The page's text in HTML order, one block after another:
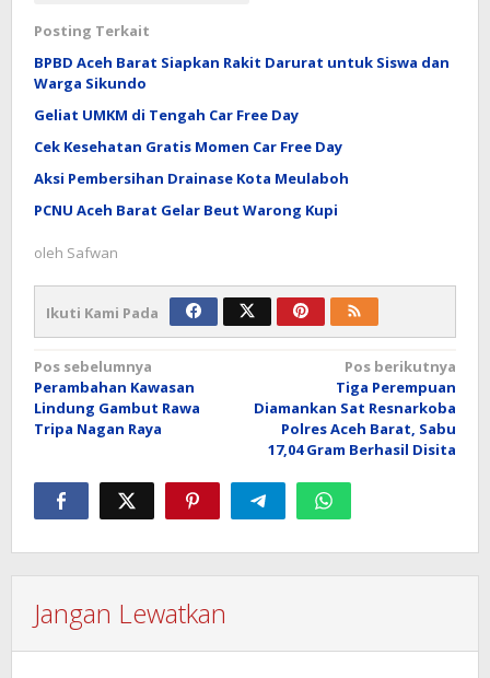
Posting Terkait
BPBD Aceh Barat Siapkan Rakit Darurat untuk Siswa dan
Warga Sikundo
Geliat UMKM di Tengah Car Free Day
Cek Kesehatan Gratis Momen Car Free Day
Aksi Pembersihan Drainase Kota Meulaboh
PCNU Aceh Barat Gelar Beut Warong Kupi
oleh Safwan
Ikuti Kami Pada
Navigasi
pos
Pos sebelumnya
Perambahan Kawasan
Lindung Gambut Rawa
Tripa Nagan Raya
Pos berikutnya
Tiga Perempuan
Diamankan Sat Resnarkoba
Polres Aceh Barat, Sabu
17,04 Gram Berhasil Disita
Jangan Lewatkan